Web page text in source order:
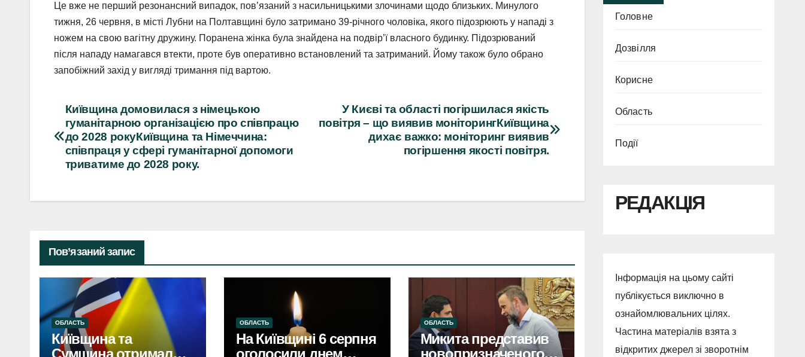
Це вже не перший резонансний випадок, пов’язаний з насильницькими злочинами щодо близьких. Минулого
тижня, 26 червня, в місті Лубни на Полтавщині було затримано 39-річного чоловіка, якого підозрюють у нападі з
ножем на свою вагітну дружину. Поранена жінка була знайдена на подвір’ї власного будинку. Підозрюваний
після нападу намагався втекти, проте був оперативно встановлений та затриманий. Йому також було обрано
запобіжний захід у вигляді тримання під вартою.
Навігація
записів
У Києві та області погіршилася якість
повітря – що виявив моніторингКиївщина
дихає важко: моніторинг виявив
погіршення якості повітря.
Київщина домовилася з німецькою
гуманітарною організацією про співпрацю
до 2028 рокуКиївщина та Німеччина:
співпраця у сфері гуманітарної допомоги
триватиме до 2028 року.
Пов’язаний запис
ОБЛАСТЬ
Київщина та
ОБЛАСТЬ
На Київщині 6 серпня
ОБЛАСТЬ
Микита представив
Головне
Дозвілля
Корисне
Область
Події
РЕДАКЦІЯ
Інформація на цьому сайті
публікується виключно в
ознайомлювальних цілях.
Частина матеріалів взята з
відкритих джерел зі зворотнім